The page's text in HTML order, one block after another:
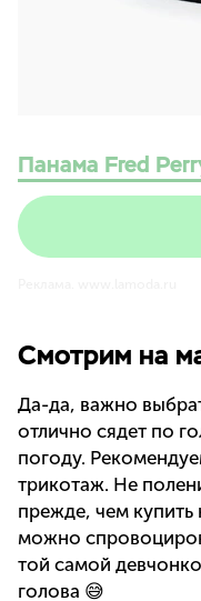
Панама Fred
Смотрим на
Да-да, важно
отлично сядет по
погоду.
трикотаж. Не
прежде, чем
можно
той самой
голова 😅